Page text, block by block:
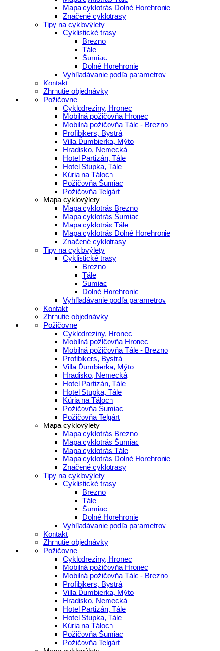
Mapa cyklotrás Dolné Horehronie
Značené cyklotrasy
Tipy na cyklovýlety
Cyklistické trasy
Brezno
Tále
Šumiac
Dolné Horehronie
Vyhľladávanie podľa parametrov
Kontakt
Zhrnutie objednávky
Požičovne
Cyklodreziny, Hronec
Mobilná požičovňa Hronec
Mobilná požičovňa Tále - Brezno
Profibikers, Bystrá
Villa Ďumbierka, Mýto
Hradisko, Nemecká
Hotel Partizán, Tále
Hotel Stupka, Tále
Kúria na Táloch
Požičovňa Šumiac
Požičovňa Telgárt
Mapa cyklovýlety
Mapa cyklotrás Brezno
Mapa cyklotrás Šumiac
Mapa cyklotrás Tále
Mapa cyklotrás Dolné Horehronie
Značené cyklotrasy
Tipy na cyklovýlety
Cyklistické trasy
Brezno
Tále
Šumiac
Dolné Horehronie
Vyhľladávanie podľa parametrov
Kontakt
Zhrnutie objednávky
Požičovne
Cyklodreziny, Hronec
Mobilná požičovňa Hronec
Mobilná požičovňa Tále - Brezno
Profibikers, Bystrá
Villa Ďumbierka, Mýto
Hradisko, Nemecká
Hotel Partizán, Tále
Hotel Stupka, Tále
Kúria na Táloch
Požičovňa Šumiac
Požičovňa Telgárt
Mapa cyklovýlety
Mapa cyklotrás Brezno
Mapa cyklotrás Šumiac
Mapa cyklotrás Tále
Mapa cyklotrás Dolné Horehronie
Značené cyklotrasy
Tipy na cyklovýlety
Cyklistické trasy
Brezno
Tále
Šumiac
Dolné Horehronie
Vyhľladávanie podľa parametrov
Kontakt
Zhrnutie objednávky
Požičovne
Cyklodreziny, Hronec
Mobilná požičovňa Hronec
Mobilná požičovňa Tále - Brezno
Profibikers, Bystrá
Villa Ďumbierka, Mýto
Hradisko, Nemecká
Hotel Partizán, Tále
Hotel Stupka, Tále
Kúria na Táloch
Požičovňa Šumiac
Požičovňa Telgárt